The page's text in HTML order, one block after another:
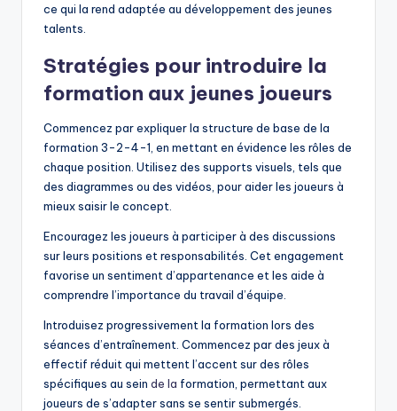
ce qui la rend adaptée au développement des jeunes
talents.
Stratégies pour introduire la
formation aux jeunes joueurs
Commencez par expliquer la structure de base de la
formation 3-2-4-1, en mettant en évidence les rôles de
chaque position. Utilisez des supports visuels, tels que
des diagrammes ou des vidéos, pour aider les joueurs à
mieux saisir le concept.
Encouragez les joueurs à participer à des discussions
sur leurs positions et responsabilités. Cet engagement
favorise un sentiment d’appartenance et les aide à
comprendre l’importance du travail d’équipe.
Introduisez progressivement la formation lors des
séances d’entraînement. Commencez par des jeux à
effectif réduit qui mettent l’accent sur des rôles
spécifiques au sein de la formation, permettant aux
joueurs de s’adapter sans se sentir submergés.